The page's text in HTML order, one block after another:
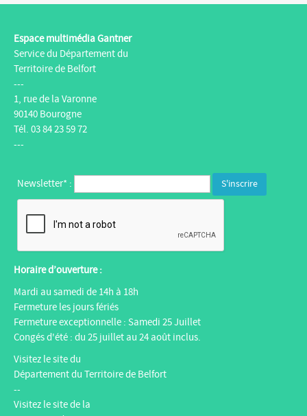
Espace multimédia Gantner
Service du Département du
Territoire de Belfort
---
1, rue de la Varonne
90140 Bourogne
Tél. 03 84 23 59 72
---
Newsletter* :
Horaire d’ouverture :
Mardi au samedi de 14h à 18h
Fermeture les jours fériés
Fermeture exceptionnelle : Samedi 25 Juillet
Congés d'été : du 25 juillet au 24 août inclus.
Visitez le site du
Département du Territoire de Belfort
--
Visitez le site de la